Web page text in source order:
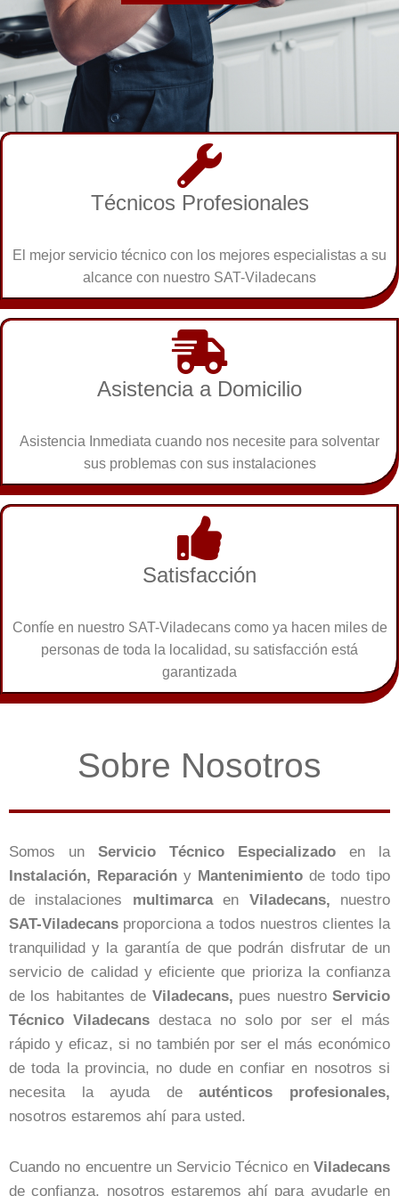
Técnicos Profesionales
El mejor servicio técnico con los mejores especialistas a su
alcance con nuestro SAT-Viladecans
Asistencia a Domicilio
Asistencia Inmediata cuando nos necesite para solventar
sus problemas con sus instalaciones
Satisfacción
Confíe en nuestro SAT-Viladecans como ya hacen miles de
personas de toda la localidad, su satisfacción está
garantizada
Sobre Nosotros
Somos un Servicio Técnico Especializado en la
Instalación, Reparación y Mantenimiento de todo tipo
de instalaciones multimarcaen Viladecans, nuestro
SAT-Viladecans proporciona a todos nuestros clientes la
tranquilidad y la garantía de que podrán disfrutar de un
servicio de calidad y eficiente que prioriza la confianza
de los habitantes de Viladecans, pues nuestroServicio
Técnico Viladecansdestaca no solo por ser el más
rápido y eficaz, si no también por ser el más económico
de toda la provincia, no dude en confiar en nosotros si
necesita la ayuda deauténticos profesionales,
nosotros estaremos ahí para usted.
Cuando no encuentre un Servicio Técnico en Viladecans
de confianza, nosotros estaremos ahí para ayudarle en